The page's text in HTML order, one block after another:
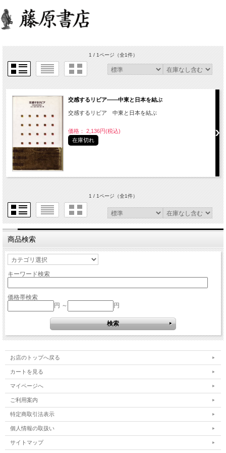
1 / 1ページ（全1件）
交感するリビア――中東と日本を結ぶ
交感するリビア 中東と日本を結ぶ
価格： 2,136円(税込)
在庫切れ
1 / 1ページ（全1件）
商品検索
キーワード検索
価格帯検索
円 ～
円
お店のトップへ戻る
カートを見る
マイページへ
ご利用案内
特定商取引法表示
個人情報の取扱い
サイトマップ